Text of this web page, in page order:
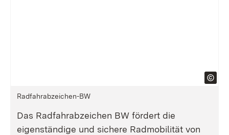
Radfahrabzeichen-BW
Das Radfahrabzeichen BW fördert die
eigenständige und sichere Radmobilität von